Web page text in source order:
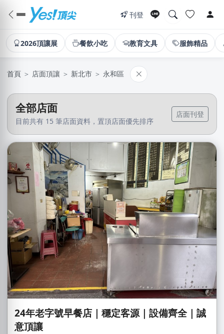
刊登
2026頂讓展 餐飲小吃 教育文具 服飾精品
首頁 ＞ 店面頂讓 ＞ 新北市 ＞ 永和區
全部店面
目前共有 15 筆店面資料，置頂店面優先排序
店面刊登
24年老字號早餐店｜穩定客源｜設備齊全｜誠
意頂讓